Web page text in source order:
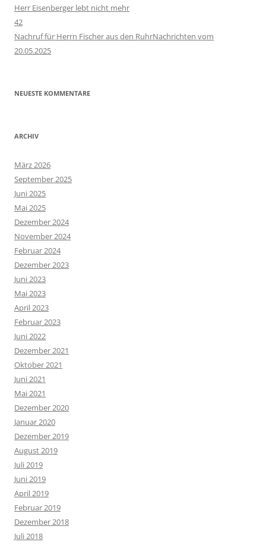
Herr Eisenberger lebt nicht mehr
42
Nachruf für Herrn Fischer aus den RuhrNachrichten vom
20.05.2025
NEUESTE KOMMENTARE
ARCHIV
März 2026
September 2025
Juni 2025
Mai 2025
Dezember 2024
November 2024
Februar 2024
Dezember 2023
Juni 2023
Mai 2023
April 2023
Februar 2023
Juni 2022
Dezember 2021
Oktober 2021
Juni 2021
Mai 2021
Dezember 2020
Januar 2020
Dezember 2019
August 2019
Juli 2019
Juni 2019
April 2019
Februar 2019
Dezember 2018
Juli 2018